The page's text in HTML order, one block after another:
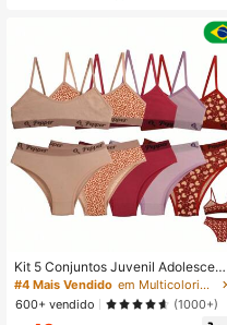
Kit 5 Conjuntos Juvenil Adolescent
e Misto Estampadas e Lisas cotton
Algodão 8% Calcinha e Sutia - Pep
per Lingerie
#4 Mais Vendido
em Multicolorido Roupa íntima para adolescentes
600+ vendido
(1000+)